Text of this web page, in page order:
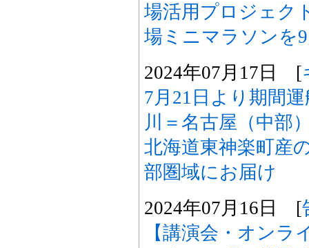
場活用プロジェク
場ミニマラソンを
2024年07月17日 [
7月21日より期間
川＝名古屋（中部
北海道東神楽町産
部圏域にお届け
2024年07月16日 [
【講演会・オンラ